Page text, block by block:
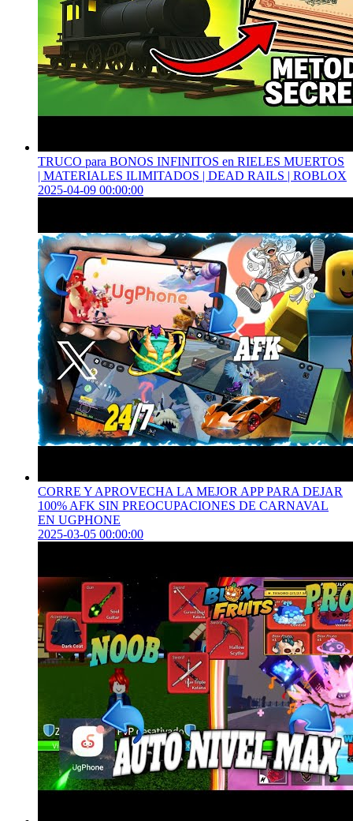
TRUCO para BONOS INFINITOS en RIELES MUERTOS
| MATERIALES ILIMITADOS | DEAD RAILS | ROBLOX
2025-04-09 00:00:00
CORRE Y APROVECHA LA MEJOR APP PARA DEJAR
100% AFK SIN PREOCUPACIONES DE CARNAVAL
EN UGPHONE
2025-03-05 00:00:00